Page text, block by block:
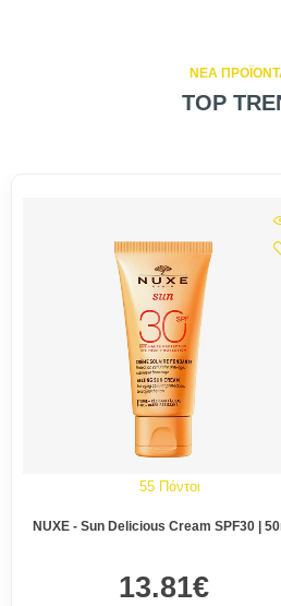
NEA
TOP
55 Πόντοι
NUXE - Sun Delicious Cream SPF30 |
13.81€